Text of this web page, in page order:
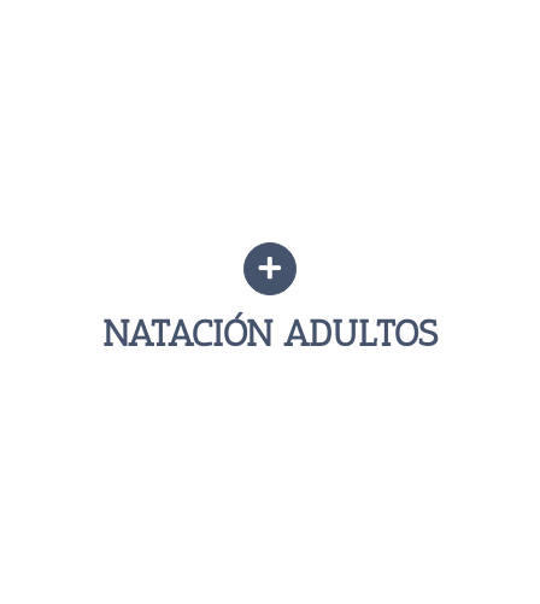
NATACIÓN ADULTOS